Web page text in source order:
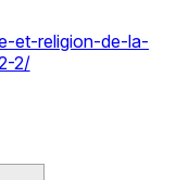
et-religion-de-la-
2/